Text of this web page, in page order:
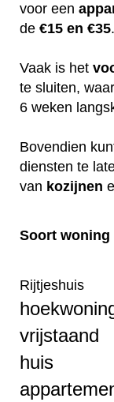
voor een
de €15 en €35.
Vaak is het
te sluiten,
6 weken
Bovendien
diensten te
van kozijnen
Soort woning
Rijtjeshuis
vrijstaand
huis